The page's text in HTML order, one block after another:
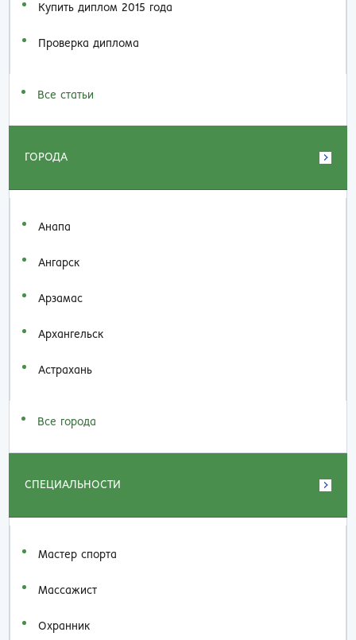
Купить диплом 2015 года
Проверка диплома
Все статьи
ГОРОДА
Анапа
Ангарск
Арзамас
Архангельск
Астрахань
Все города
СПЕЦИАЛЬНОСТИ
Мастер спорта
Массажист
Охранник